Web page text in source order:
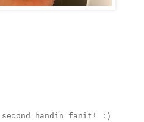
handin fanit! :)